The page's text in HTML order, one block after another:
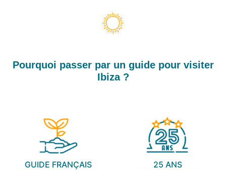
Pourquoi passer par un guide pour visiter
Ibiza ?
GUIDE FRANÇAIS
25 ANS